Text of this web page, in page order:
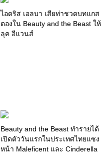
ไอดริส เอลบา เสียท่าชวดบทแกส
ตองใน Beauty and the Beast ให้
ลุค อีแวนส์
Beauty and the Beast ทำรายได้
เปิดตัววันแรกในประเทศไทยแซง
หน้า Maleficent และ Cinderella